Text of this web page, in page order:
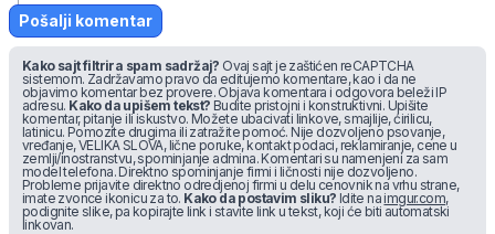
Pošalji komentar
Kako sajt filtrira spam sadržaj? Ovaj sajt je zaštićen reCAPTCHA
sistemom. Zadržavamo pravo da editujemo komentare, kao i da ne
objavimo komentar bez provere. Objava komentara i odgovora beleži IP
adresu. Kako da upišem tekst? Budite pristojni i konstruktivni. Upišite
komentar, pitanje ili iskustvo. Možete ubacivati linkove, smajlije, ćirilicu,
latinicu. Pomozite drugima ili zatražite pomoć. Nije dozvoljeno psovanje,
vređanje, VELIKA SLOVA, lične poruke, kontakt podaci, reklamiranje, cene u
zemlji/inostranstvu, spominjanje admina. Komentari su namenjeni za sam
model telefona. Direktno spominjanje firmi i ličnosti nije dozvoljeno.
Probleme prijavite direktno odredjenoj firmi u delu cenovnik na vrhu strane,
imate zvonce ikonicu za to. Kako da postavim sliku? Idite na imgur.com,
podignite slike, pa kopirajte link i stavite link u tekst, koji će biti automatski
linkovan.